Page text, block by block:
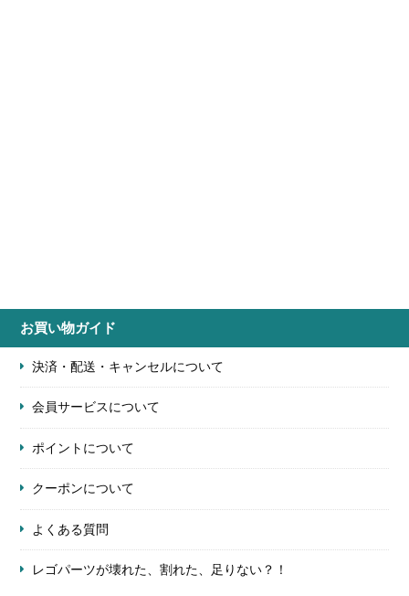
お買い物ガイド
決済・配送・キャンセルについて
会員サービスについて
ポイントについて
クーポンについて
よくある質問
レゴパーツが壊れた、割れた、足りない？！